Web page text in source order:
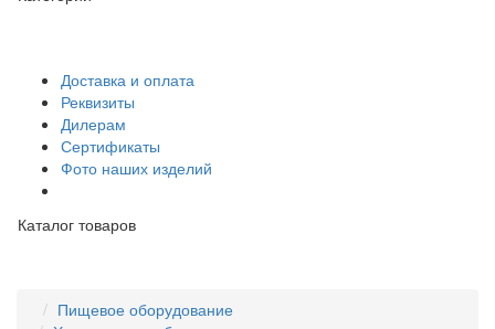
Доставка и оплата
Реквизиты
Дилерам
Сертификаты
Фото наших изделий
Каталог товаров
Пищевое оборудование